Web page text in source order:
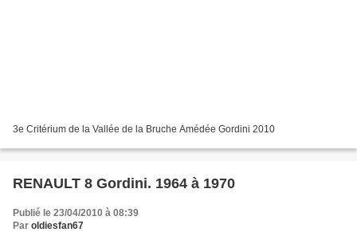
3e Critérium de la Vallée de la Bruche Amédée Gordini 2010
RENAULT 8 Gordini. 1964 à 1970
Publié le 23/04/2010 à 08:39
Par oldiesfan67